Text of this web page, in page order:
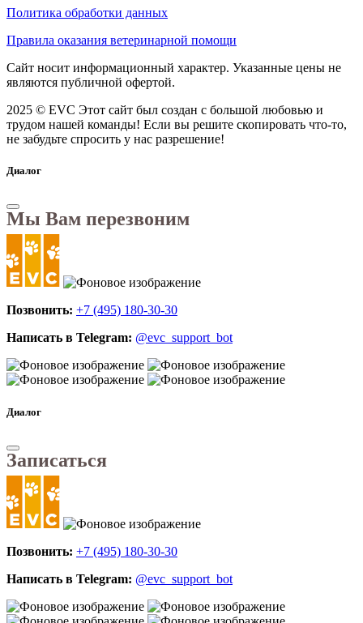
Политика обработки данных
Правила оказания ветеринарной помощи
Сайт носит информационный характер. Указанные цены не
являются публичной офертой.
2025 © EVC Этот сайт был создан с большой любовью и
трудом нашей команды! Если вы решите скопировать что-то,
не забудьте спросить у нас разрешение!
Диалог
Мы Вам перезвоним
Позвонить: +7 (495) 180-30-30
Написать в Telegram: @evc_support_bot
Диалог
Записаться
Позвонить: +7 (495) 180-30-30
Написать в Telegram: @evc_support_bot